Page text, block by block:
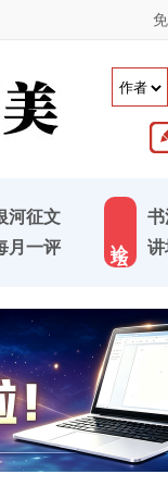
河征文
月一评
书
讲